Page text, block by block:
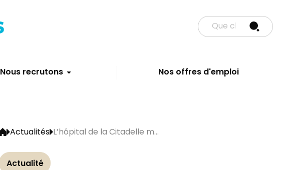
Nous recrutons Nos offres d'emploi
Actualités L’hôpital de la Citadelle m...
Actualité